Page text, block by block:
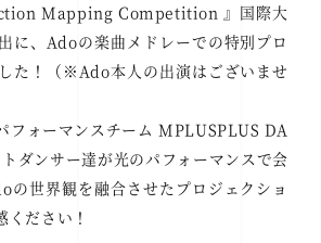
Mapping Competition 』国際大
に、Adoの楽曲メドレーでの特別プロ
た！（※Ado本人の出演はございませ
フォーマンスチーム MPLUSPLUS DA
ダンサー達が光のパフォーマンスで会
の世界観を融合させたプロジェクショ
ください！